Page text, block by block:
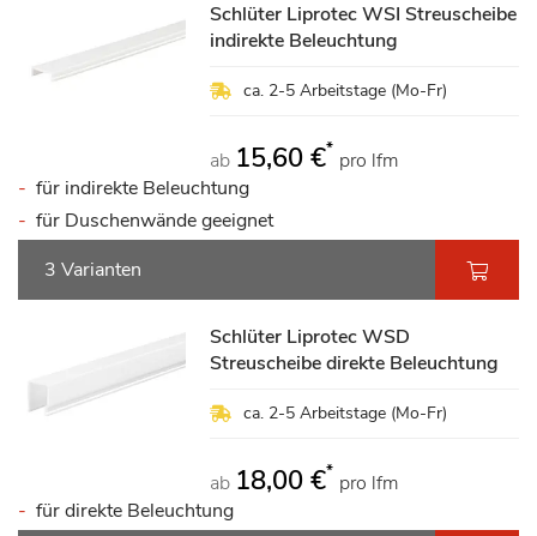
Schlüter Liprotec WSI Streuscheibe
indirekte Beleuchtung
ca. 2-5 Arbeitstage (Mo-Fr)
ab 15,60 €* pro lfm
für indirekte Beleuchtung
für Duschenwände geeignet
3 Varianten
Schlüter Liprotec WSD
Streuscheibe direkte Beleuchtung
ca. 2-5 Arbeitstage (Mo-Fr)
ab 18,00 €* pro lfm
für direkte Beleuchtung